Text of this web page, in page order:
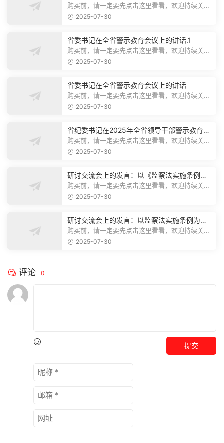
购买前，请一定要先点击这里看看，欢迎持续关
注，精彩模板每天推送预览结束，本文...
2025-07-30
省委书记在全省警示教育会议上的讲话.1
购买前，请一定要先点击这里看看，欢迎持续关
注，精彩模板每天推送预览结束，本文...
2025-07-30
省委书记在全省警示教育会议上的讲话
购买前，请一定要先点击这里看看，欢迎持续关
注，精彩模板每天推送预览结束，本文...
2025-07-30
省纪委书记在2025年全省领导干部警示教育会
上的讲话.1
购买前，请一定要先点击这里看看，欢迎持续关
注，精彩模板每天推送预览结束，本文...
2025-07-30
研讨交流会上的发言：以《监察法实施条例》
为纲,推动巡察工作高质量发展
购买前，请一定要先点击这里看看，欢迎持续关
注，精彩模板每天推送预览结束，本文...
2025-07-30
研讨交流会上的发言：以监察法实施条例为纲
推动巡察工作高质量发展
购买前，请一定要先点击这里看看，欢迎持续关
注，精彩模板每天推送预览结束，本文...
2025-07-30
评论 0
提交